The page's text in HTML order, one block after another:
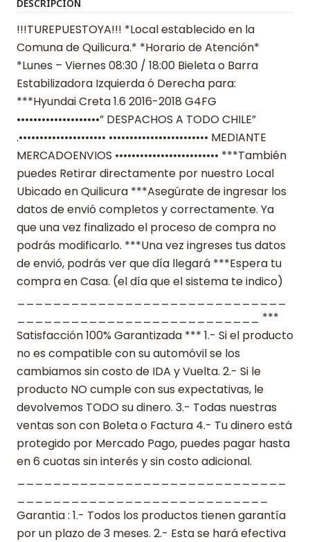
DESCRIPCIÓN
!!!TUREPUESTOYA!!! *Local establecido en la
Comuna de Quilicura.* *Horario de Atención*
*Lunes – Viernes 08:30 / 18:00 Bieleta o Barra
Estabilizadora Izquierda ó Derecha para:
***Hyundai Creta 1.6 2016-2018 G4FG
••••••••••••••••••••” DESPACHOS A TODO CHILE”
.••••••••••••••••••••• •••••••••••••••••••••••• MEDIANTE
MERCADOENVIOS ••••••••••••••••••••••••• ***También
puedes Retirar directamente por nuestro Local
Ubicado en Quilicura ***Asegúrate de ingresar los
datos de envió completos y correctamente. Ya
que una vez finalizado el proceso de compra no
podrás modificarlo. ***Una vez ingreses tus datos
de envió, podrás ver que día llegará ***Espera tu
compra en Casa. (el día que el sistema te indico)
___________________________ ***
Satisfacción 100% Garantizada *** 1.- Si el producto
no es compatible con su automóvil se los
cambiamos sin costo de IDA y Vuelta. 2.- Si le
producto NO cumple con sus expectativas, le
devolvemos TODO su dinero. 3.- Todas nuestras
ventas son con Boleta o Factura 4.- Tu dinero está
protegido por Mercado Pago, puedes pagar hasta
en 6 cuotas sin interés y sin costo adicional.
Garantia : 1.- Todos los productos tienen garantía
por un plazo de 3 meses. 2.- Esta se hará efectiva